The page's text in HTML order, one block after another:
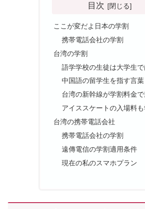
目次
ここが変だよ日本の学割
携帯電話会社の学割
台湾の学割
語学学校の生徒は大学生
中国語の留学生を指す言葉
台湾の新幹線が学割料金で
アイススケートの入場料も
台湾の携帯電話会社
携帯電話会社の学割
遠傳電信の学割適用条件
現在の私のスマホプラン